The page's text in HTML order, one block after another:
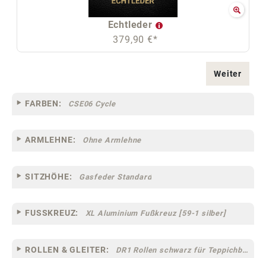
Echtleder
379,90 €*
Weiter
FARBEN: CSE06 Cycle
ARMLEHNE: Ohne Armlehne
SITZHÖHE: Gasfeder Standard
FUSSKREUZ: XL Aluminium Fußkreuz [59-1 silber]
ROLLEN & GLEITER: DR1 Rollen schwarz für Teppichböden [10]